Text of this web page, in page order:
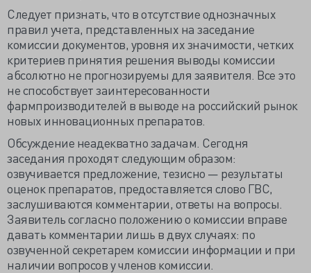
Следует признать, что в отсутствие однозначных
правил учета, представленных на заседание
комиссии документов, уровня их значимости, четких
критериев принятия решения выводы комиссии
абсолютно не прогнозируемы для заявителя. Все это
не способствует заинтересованности
фармпроизводителей в выводе на российский рынок
новых инновационных препаратов.
Обсуждение неадекватно задачам. Сегодня
заседания проходят следующим образом:
озвучивается предложение, тезисно — результаты
оценок препаратов, предоставляется слово ГВС,
заслушиваются комментарии, ответы на вопросы.
Заявитель согласно положению о комиссии вправе
давать комментарии лишь в двух случаях: по
озвученной секретарем комиссии информации и при
наличии вопросов у членов комиссии.